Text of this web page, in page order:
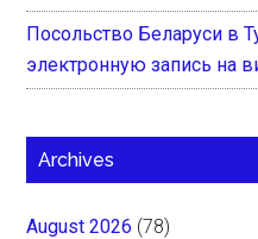
Посольство Беларуси в
электронную запись на
Archives
August 2026 (78)